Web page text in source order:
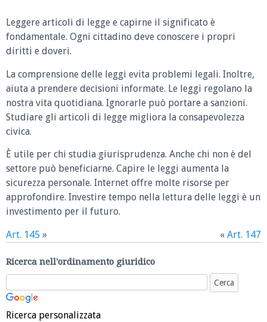
Leggere articoli di legge e capirne il significato è
fondamentale. Ogni cittadino deve conoscere i propri
diritti e doveri.
La comprensione delle leggi evita problemi legali. Inoltre,
aiuta a prendere decisioni informate. Le leggi regolano la
nostra vita quotidiana. Ignorarle può portare a sanzioni.
Studiare gli articoli di legge migliora la consapevolezza
civica.
È utile per chi studia giurisprudenza. Anche chi non è del
settore può beneficiarne. Capire le leggi aumenta la
sicurezza personale. Internet offre molte risorse per
approfondire. Investire tempo nella lettura delle leggi è un
investimento per il futuro.
Art. 145 » « Art. 147
Ricerca nell'ordinamento giuridico
Ricerca personalizzata